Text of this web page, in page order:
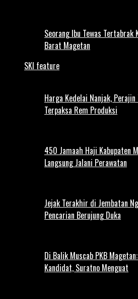
Seorang Ibu Tewas
Barat Magetan
SKI feature
Harga Kedelai Nanjak,
Terpaksa Rem Produksi
450 Jamaah Haji Kabupaten
Langsung Jalani Perawatan
Jejak Terakhir di Jembatan
Pencarian Berujung Duka
Di Balik Muscab PKB
Kandidat, Suratno Menguat